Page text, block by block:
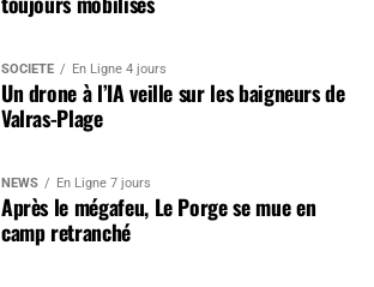
SOCIÉTÉ En Ligne 4 jours
Un drone à l’IA veille sur les baigneurs de
Valras-Plage
NEWS En Ligne 7 jours
Après le mégafeu, Le Porge se mue en
camp retranché